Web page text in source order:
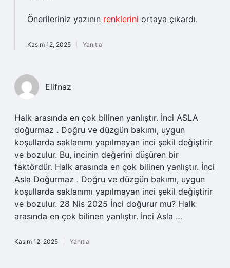
Önerileriniz yazının renklerini ortaya çıkardı.
Kasım 12, 2025 Yanıtla
Elifnaz
Halk arasında en çok bilinen yanlıştır. İnci ASLA
doğurmaz . Doğru ve düzgün bakımı, uygun
koşullarda saklanımı yapılmayan inci şekil değiştirir
ve bozulur. Bu, incinin değerini düşüren bir
faktördür. Halk arasında en çok bilinen yanlıştır. İnci
Asla Doğurmaz . Doğru ve düzgün bakımı, uygun
koşullarda saklanımı yapılmayan inci şekil değiştirir
ve bozulur. 28 Nis 2025 İnci doğurur mu? Halk
arasında en çok bilinen yanlıştır. İnci Asla …
Kasım 12, 2025 Yanıtla